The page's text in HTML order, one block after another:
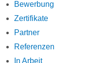
Bewerbung
Zertifikate
Partner
Referenzen
In Arbeit